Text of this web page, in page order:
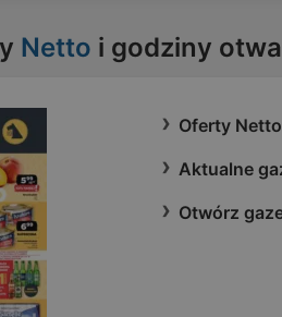
Netto i godziny
Oferty Netto
Aktualne
Otwórz